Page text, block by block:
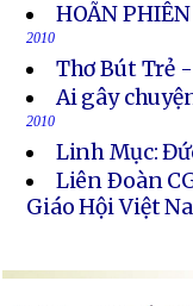
HOÃN
2010
Thơ Bút Trẻ
Ai gây
2010
Linh Mục:
Liên Ðoàn
Giáo Hội Việt